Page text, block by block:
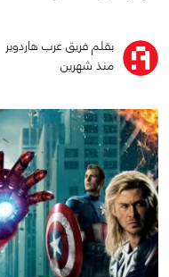
بقلم فريق عرب هاردوير
منذ شهرين